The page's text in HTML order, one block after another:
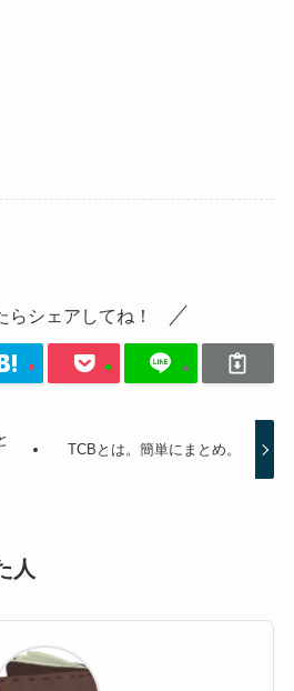
らシェアしてね！
TCBとは。簡単にまとめ。
人